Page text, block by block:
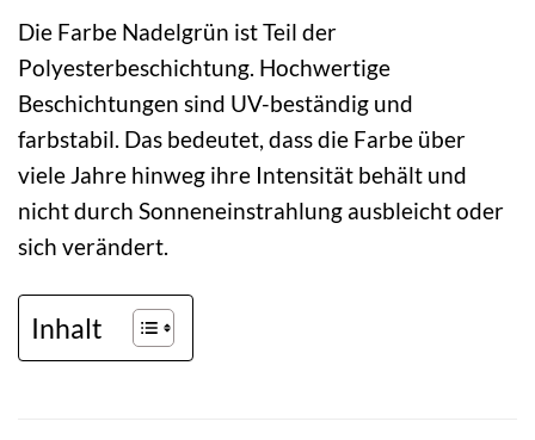
Die Farbe Nadelgrün ist Teil der
Polyesterbeschichtung. Hochwertige
Beschichtungen sind UV-beständig und
farbstabil. Das bedeutet, dass die Farbe über
viele Jahre hinweg ihre Intensität behält und
nicht durch Sonneneinstrahlung ausbleicht oder
sich verändert.
Inhalt